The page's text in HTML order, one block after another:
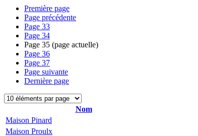
Première page
Page précédente
Page 33
Page 34
Page 35 (page actuelle)
Page 36
Page 37
Page suivante
Dernière page
Nom
Maison Pinard
Maison Proulx